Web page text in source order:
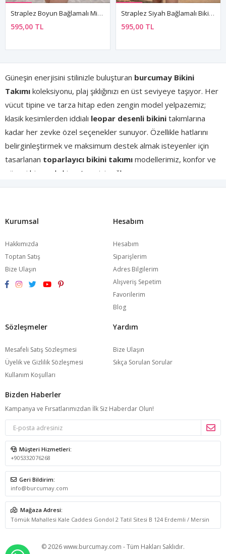
Straplez Boyun Bağlamalı Minimal Bikini Takım
595,00 TL
Straplez Siyah Bağlamalı Bikini Takımı
595,00 TL
Güneşin enerjisini stilinizle buluşturan burcumay Bikini
Takımı koleksiyonu, plaj şıklığınızı en üst seviyeye taşıyor. Her
vücut tipine ve tarza hitap eden zengin model yelpazemiz;
klasik kesimlerden iddialı leopar desenli bikini takımlarına
kadar her zevke özel seçenekler sunuyor. Özellikle hatlarını
belirginleştirmek ve maksimum destek almak isteyenler için
tasarlanan toparlayıcı bikini takımı modellerimiz, konfor ve
güveni bir arada hissetmenizi sağlıyor.
ile plaj konforunuzu kesintisiz kılıyor. İster push-up destekli
eforsuz bir şıklık yakalayın; koleksiyonumuzdaki her parça
bedeninizi kusursuzca kucaklayacak şekilde hazırlandı.
seçeneklerimizle her kadının plaj
modasında özgürce yer almasını sağlayan burcumay, dayanıklı
dokuları ve solmayan canlı renkleriyle yaz boyunca en yakın
yazın parlayan yıldızı siz olun.
Bikini Takımı Seçiminde Rehber: Model
ve Kesim
Bikini takımı seçimi yalnızca renk ve desen tercihinden ibaret
değildir; doğru kesim vücut oranlarını dengeler, özgüveni artırır
ve gün boyu konforu sağlar. Koleksiyondaki her model belirli
bir vücut tipi ve kullanım amacı gözetilerek tasarlanmıştır.
Üçgen Bikini
Bağlama noktaları sayesinde tam ayarlanabilir olan üçgen bikini,
en klasik ve en çok yönlü kesimdir. Boyun bağlama seviyesi
değiştirilerek dekolte derinliği ayarlanabilir; yan bağlama
için ideal olan bu kesim,üçgen bikini takımıkoleksiyonumuzda
Kurumsal
Hakkımızda
Toptan Satış
Bize Ulaşın
Hesabım
Hesabım
Siparişlerim
Adres Bilgilerim
Alışveriş Sepetim
Favorilerim
Blog
Sözleşmeler
Mesafeli Satış Sözleşmesi
Üyelik ve Gizlilik Sözleşmesi
Kullanım Koşulları
Yardım
Bize Ulaşın
Sıkça Sorulan Sorular
Bizden Haberler
Kampanya ve Fırsatlarımızdan İlk Siz Haberdar Olun!
Müşteri Hizmetleri:
+905332076268
Geri Bildirim:
info@burcumay.com
Mağaza Adresi:
Tömük Mahallesi Kale Caddesi Gondol 2 Tatil Sitesi B 124 Erdemli / Mersin
© 2026 www.burcumay.com - Tüm Hakları Saklıdır.